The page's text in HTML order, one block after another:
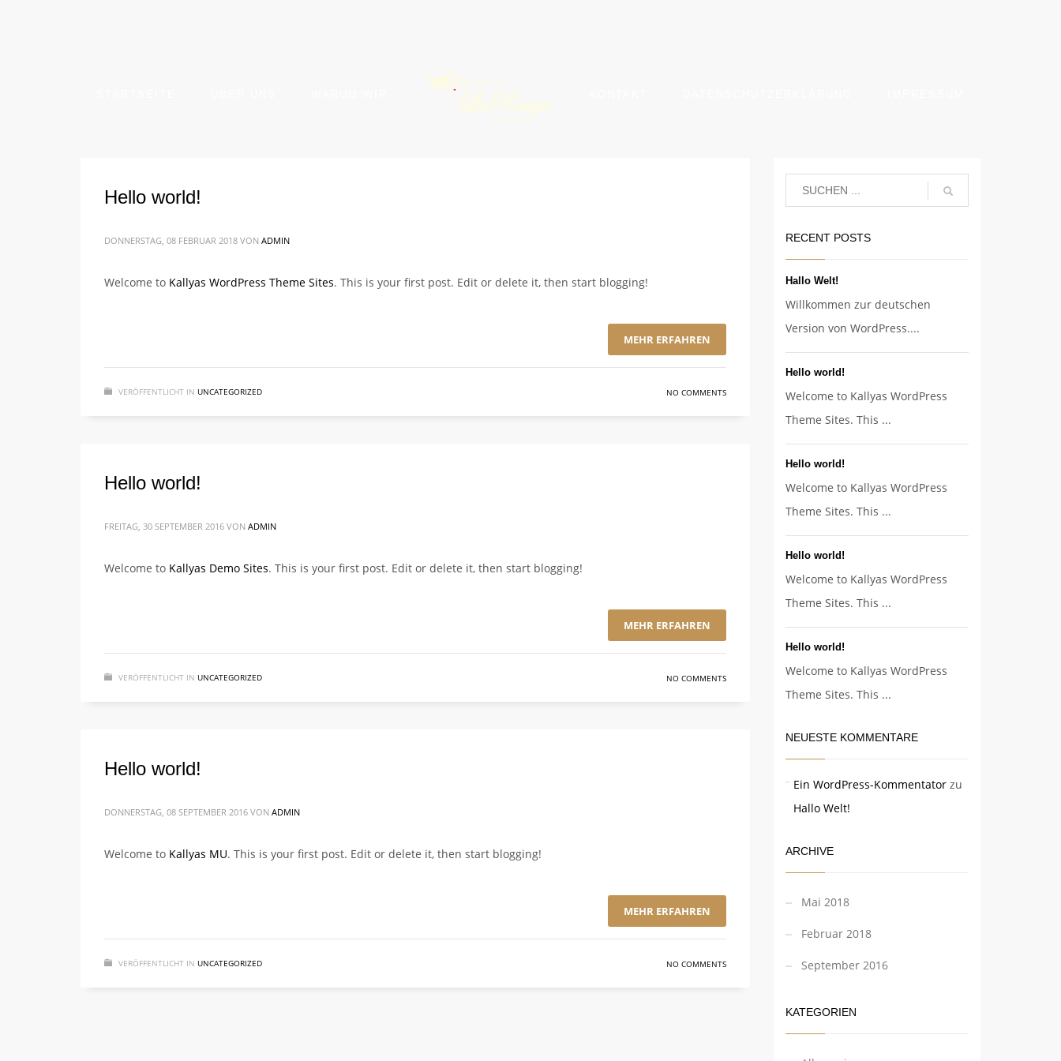
Hello world!
DONNERSTAG, 08 FEBRUAR 2018 VON ADMIN
Welcome to Kallyas WordPress Theme Sites. This is your first post. Edit or delete it, then start blogging!
MEHR ERFAHREN
VERÖFFENTLICHT IN UNCATEGORIZED NO COMMENTS
Hello world!
FREITAG, 30 SEPTEMBER 2016 VON ADMIN
Welcome to Kallyas Demo Sites. This is your first post. Edit or delete it, then start blogging!
MEHR ERFAHREN
VERÖFFENTLICHT IN UNCATEGORIZED NO COMMENTS
Hello world!
DONNERSTAG, 08 SEPTEMBER 2016 VON ADMIN
Welcome to Kallyas MU. This is your first post. Edit or delete it, then start blogging!
MEHR ERFAHREN
VERÖFFENTLICHT IN UNCATEGORIZED NO COMMENTS
RECENT POSTS
Hallo Welt!
Willkommen zur deutschen
Version von WordPress....
Hello world!
Welcome to Kallyas WordPress
Theme Sites. This ...
Hello world!
Welcome to Kallyas WordPress
Theme Sites. This ...
Hello world!
Welcome to Kallyas WordPress
Theme Sites. This ...
Hello world!
Welcome to Kallyas WordPress
Theme Sites. This ...
NEUESTE KOMMENTARE
Ein WordPress-Kommentatorzu
Hallo Welt!
ARCHIVE
Mai 2018
Februar 2018
September 2016
KATEGORIEN